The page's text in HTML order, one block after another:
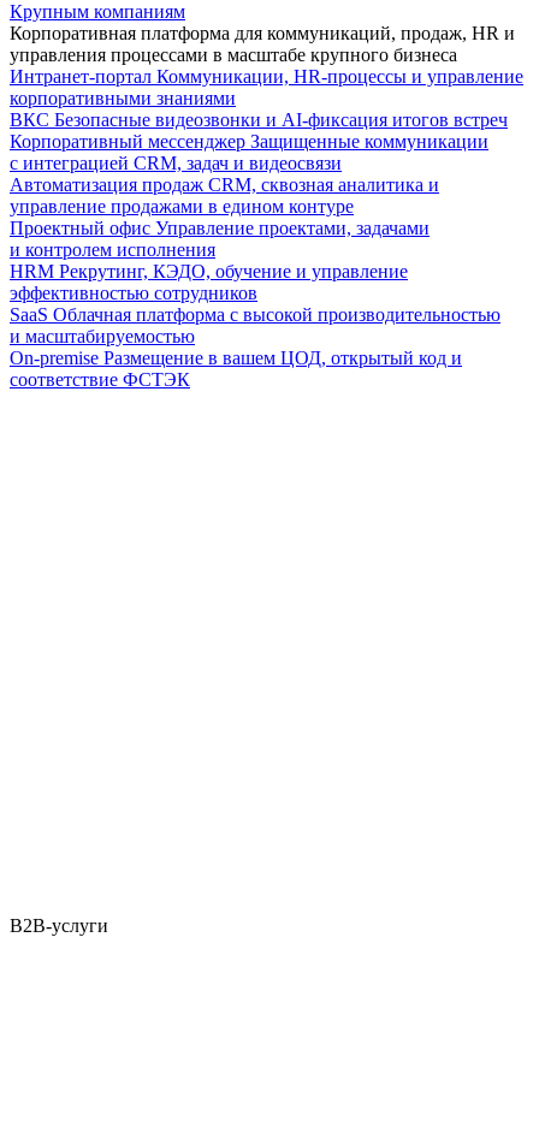
Крупным компаниям
Корпоративная платформа для коммуникаций, продаж, HR и
управления процессами в масштабе крупного бизнеса
Интранет-портал Коммуникации, HR-процессы и управление
корпоративными знаниями
ВКС Безопасные видеозвонки и AI-фиксация итогов встреч
Корпоративный мессенджер Защищенные коммуникации
с интеграцией CRM, задач и видеосвязи
Автоматизация продаж CRM, сквозная аналитика и
управление продажами в едином контуре
Проектный офис Управление проектами, задачами
и контролем исполнения
HRM Рекрутинг, КЭДО, обучение и управление
эффективностью сотрудников
SaaS Облачная платформа с высокой производительностью
и масштабируемостью
On-premise Размещение в вашем ЦОД, открытый код и
соответствие ФСТЭК
B2B-услуги